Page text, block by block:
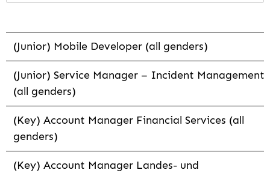
(Junior) Mobile Developer (all genders)
(Junior) Service Manager – Incident Management
(all genders)
(Key) Account Manager Financial Services (all
genders)
(Key) Account Manager Landes- und